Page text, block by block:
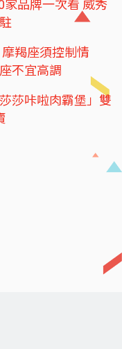
家品牌一次看 威秀
羯座須控制情
不宜高調
莎咔啦肉霸堡」雙